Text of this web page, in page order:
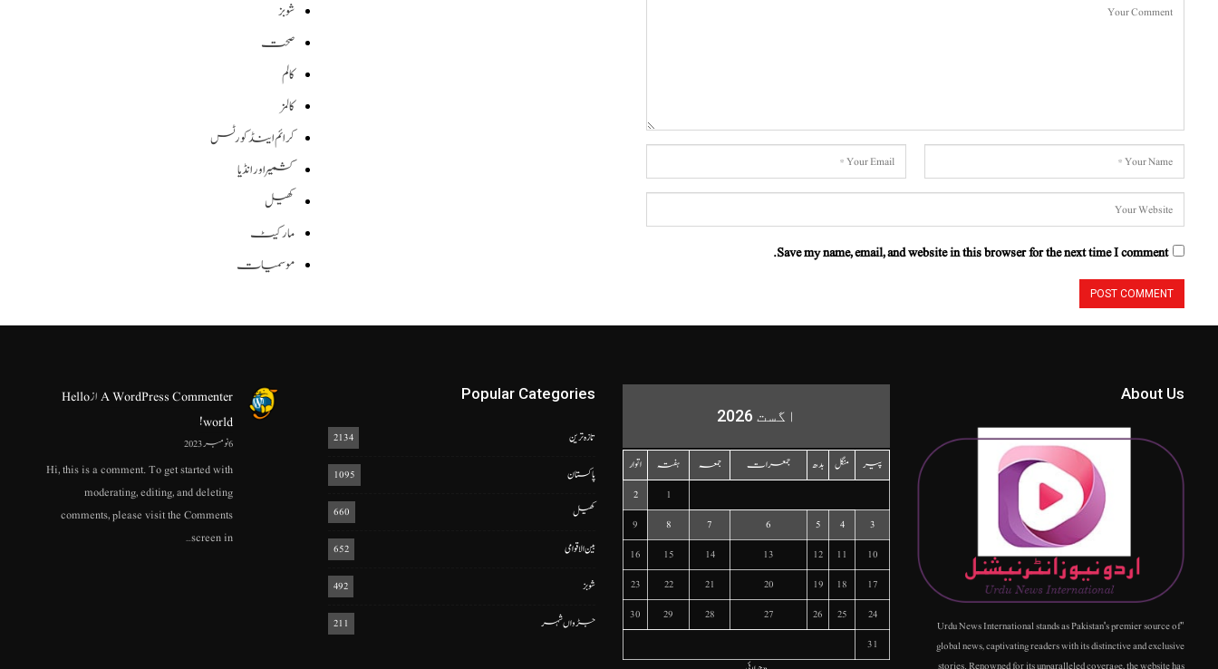
Save my name, email, and website in this browser for the next time I comment.
شوبز
صحت
کالم
کالمز
کرائم اینڈ کورٹس
کشمیر اور انڈیا
کھیل
مارکیٹ
موسمیات
About Us
"Urdu News International stands as Pakistan's premier source of
global news, captivating readers with its distinctive and exclusive
stories. Renowned for its unparalleled coverage, the website has
اگست 2026
پیر منگل بدھ جمعرات جمعہ ہفتہ
اتوار
1
2
3
4
5
6
7
8
9
10
11
12
13
14
15
16
17
18
19
20
21
22
23
24
25
26
27
28
29
30
31
Popular Categories
تازہ ترین 2134
پاکستان 1095
کھیل 660
بین الاقوامی 652
شوبز 492
جڑواں شہر 211
A WordPress CommenterازHello
world!
6 نومبر 2023
Hi, this is a comment. To get started with
moderating, editing, and deleting
comments, please visit the Comments
screen in…